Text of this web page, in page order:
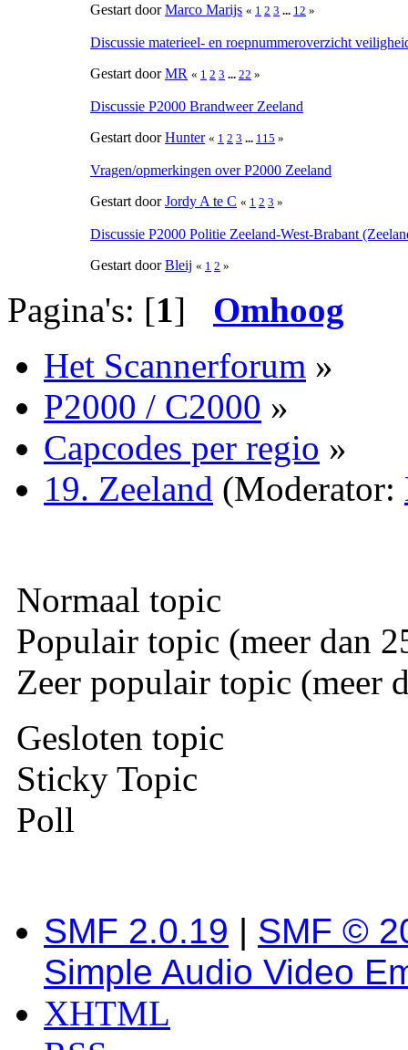
Gestart doorMarco Marijs « 1 2 3 ... 12 »
Discussie materieel- en roepnummeroverzicht
Gestart doorMR « 1 2 3 ... 22 »
Discussie P2000 Brandweer Zeeland
Gestart doorHunter « 1 2 3 ... 115 »
Vragen/opmerkingen over P2000 Zeeland
Gestart doorJordy A te C « 1 2 3 »
Discussie P2000 Politie Zeeland-West-Brabant
Gestart doorBleij « 1 2 »
Pagina's: [1] Omhoog
Het Scannerforum »
P2000 / C2000 »
Capcodes per regio »
19. Zeeland (Moderator:
Normaal topic
Populair topic (meer dan
Zeer populair topic (meer
Gesloten topic
Sticky Topic
Poll
SMF 2.0.19 | SMF ©
Simple Audio Video
XHTML